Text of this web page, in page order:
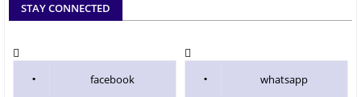
STAY CONNECTED
facebook whatsapp